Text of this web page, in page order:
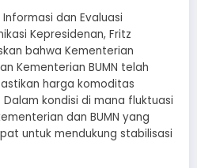
dan Evaluasi
Kepresidenan, Fritz
bahwa Kementerian
Kementerian BUMN telah
harga komoditas
kondisi di mana fluktuasi
dan BUMN yang
untuk mendukung stabilisasi